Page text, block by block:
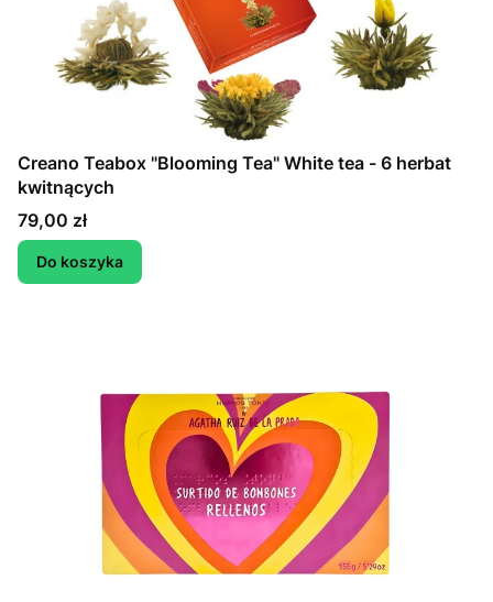
Creano Teabox "Blooming Tea" White tea - 6 herbat
kwitnących
Cena
79,00 zł
Do koszyka